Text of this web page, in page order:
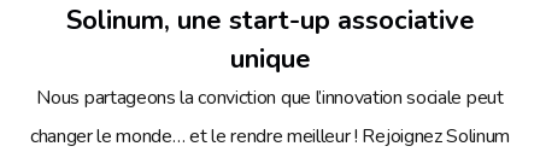
Solinum, une start-up associative
unique
Nous partageons la conviction que l’innovation sociale peut
changer le monde… et le rendre meilleur ! Rejoignez Solinum